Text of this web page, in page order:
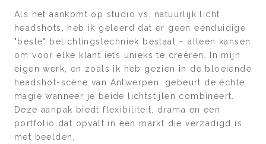
Als het aankomt op studio vs. natuurlijk licht
headshots, heb ik geleerd dat er geen eenduidige
"beste" belichtingstechniek bestaat – alleen kansen
om voor elke klant iets unieks te creëren. In mijn
eigen werk, en zoals ik heb gezien in de bloeiende
headshot-scène van Antwerpen, gebeurt de échte
magie wanneer je beide lichtstijlen combineert.
Deze aanpak biedt flexibiliteit, drama en een
portfolio dat opvalt in een markt die verzadigd is
met beelden.